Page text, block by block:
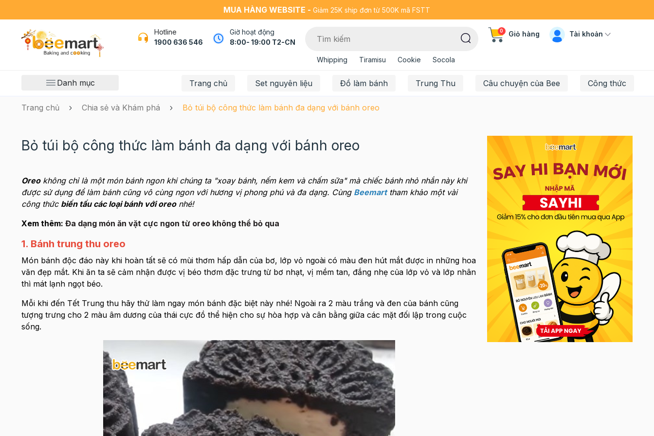
MUA HÀNG WEBSITE - Giảm 25K ship đơn từ 500K mã FSTT
Hotline
1900 636 546
Giờ hoạt động
8:00- 19:00 T2-CN
Whipping Tiramisu Cookie Socola
0 Giỏ hàng Tài khoản
Danh mục Trang chủ Set nguyên liệu Đồ làm bánh Trung Thu Câu chuyện của Bee Công thức
Trang chủ Chia sẻ và Khám phá Bỏ túi bộ công thức làm bánh đa dạng với bánh oreo
Bỏ túi bộ công thức làm bánh đa dạng với bánh oreo
Oreokhông chỉ là một món bánh ngon khi chúng ta "xoay bánh, nếm kem và chấm sữa" mà chiếc bánh nhỏ nhắn này khi
được sử dụng để làm bánh cũng vô cùng ngon với hương vị phong phú và đa dạng. Cùng Beemarttham khảo một vài
công thức biến tấu các loại bánh với oreonhé!
Xem thêm: Đa dạng món ăn vặt cực ngon từ oreo không thể bỏ qua
1. Bánh trung thu oreo
Món bánh độc đáo này khi hoàn tất sẽ có mùi thơm hấp dẫn của bơ, lớp vỏ ngoài có màu đen hút mắt được in những hoa
văn đẹp mắt. Khi ăn ta sẽ cảm nhận được vị béo thơm đặc trưng từ bơ nhạt, vị mềm tan, đắng nhẹ của lớp vỏ và lớp nhân
thì mát lạnh ngọt béo.
Mỗi khi đến Tết Trung thu hãy thử làm ngay món bánh đặc biệt này nhé! Ngoài ra 2 màu trắng và đen của bánh cũng
tượng trưng cho 2 màu âm dương của thái cực đồ thể hiện cho sự hòa hợp và cân bằng giữa các mặt đối lập trong cuộc
sống.